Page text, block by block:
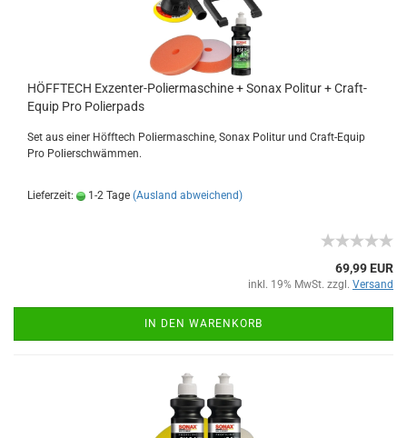
HÖFFTECH Exzenter-Poliermaschine + Sonax Politur + Craft-
Equip Pro Polierpads
Set aus einer Höfftech Poliermaschine, Sonax Politur und Craft-Equip
Pro Polierschwämmen.
Lieferzeit: 1-2 Tage (Ausland abweichend)
69,99 EUR
inkl. 19% MwSt. zzgl. Versand
IN DEN WARENKORB